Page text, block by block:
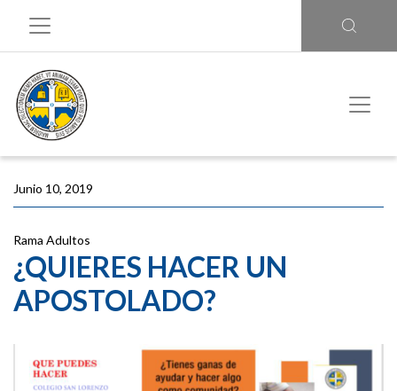
Junio 10, 2019
Rama Adultos
¿QUIERES HACER UN
APOSTOLADO?